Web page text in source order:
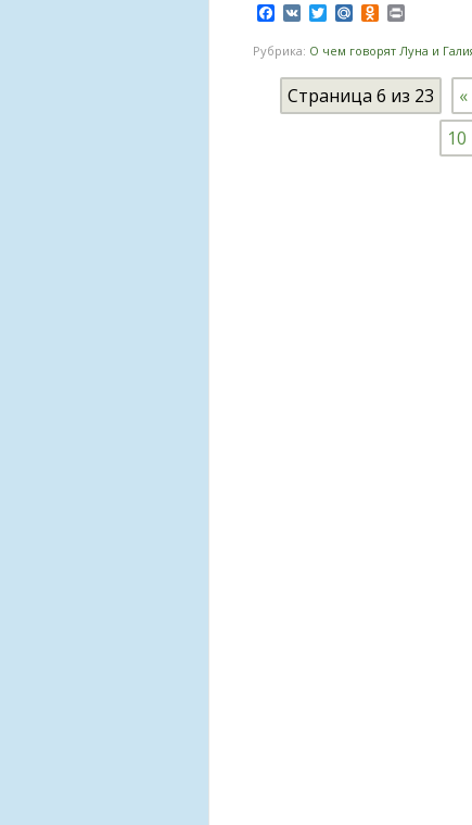
Facebook
VK TwitterMail.Ru
Рубрика: О чем говорят Луна и
Страница 6 из 23
10